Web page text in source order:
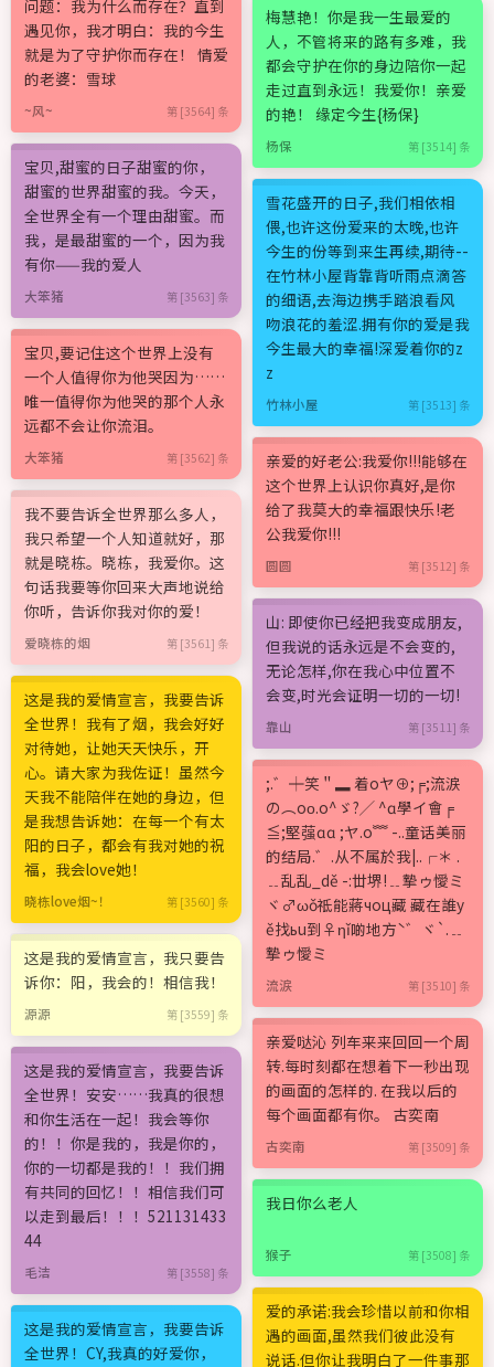
问题：我为什么而存在？直到
遇见你，我才明白：我的今生
就是为了守护你而存在！ 情爱
的老婆：雪球
~风~ 第 [3564] 条
宝贝,甜蜜的日子甜蜜的你，
甜蜜的世界甜蜜的我。今天，
全世界全有一个理由甜蜜。而
我，是最甜蜜的一个，因为我
有你——我的爱人
大笨猪 第 [3563] 条
宝贝,要记住这个世界上没有
一个人值得你为他哭因为……
唯一值得你为他哭的那个人永
远都不会让你流泪。
大笨猪 第 [3562] 条
我不要告诉全世界那么多人，
我只希望一个人知道就好，那
就是晓栋。晓栋，我爱你。这
句话我要等你回来大声地说给
你听，告诉你我对你的爱！
爱晓栋的烟 第 [3561] 条
这是我的爱情宣言，我要告诉
全世界！我有了烟，我会好好
对待她，让她天天快乐，开
心。请大家为我佐证！虽然今
天我不能陪伴在她的身边，但
是我想告诉她：在每一个有太
阳的日子，都会有我对她的祝
福，我会love她！
晓栋love烟~！ 第 [3560] 条
这是我的爱情宣言，我只要告
诉你：阳，我会的！相信我！
源源 第 [3559] 条
这是我的爱情宣言，我要告诉
全世界！安安……我真的很想
和你生活在一起！我会等你
的！！你是我的，我是你的，
你的一切都是我的！！我们拥
有共同的回忆！！相信我们可
以走到最后！！！521131433
44
毛洁 第 [3558] 条
这是我的爱情宣言，我要告诉
全世界！CY,我真的好爱你，
梅慧艳！你是我一生最爱的
人，不管将来的路有多难，我
都会守护在你的身边陪你一起
走过直到永远！我爱你！亲爱
的艳！ 缘定今生{杨保}
杨保 第 [3514] 条
雪花盛开的日子,我们相依相
偎,也许这份爱来的太晚,也许
今生的份等到来生再续,期待--
在竹林小屋背靠背听雨点滴答
的细语,去海边携手踏浪看风
吻浪花的羞涩.拥有你的爱是我
今生最大的幸福!深爱着你的z
z
竹林小屋 第 [3513] 条
亲爱的好老公:我爱你!!!能够在
这个世界上认识你真好,是你
给了我莫大的幸福跟快乐!老
公我爱你!!!
圆圆 第 [3512] 条
山: 即使你已经把我变成朋友,
但我说的话永远是不会变的,
无论怎样,你在我心中位置不
会变,时光会证明一切的一切!
靠山 第 [3511] 条
;.゛╪笑＂▂ 着oヤ⊕;╒;流涙
の︵oο.o^ゞ?╱ ^ɑ學イ會╒
≦;堅蔃ɑɑ ;ヤ.o﹌ -..童话美丽
的结局.゛.从不属於我|..┌＊ .
﹎乱乱_dě -:丗堺!﹎摯ゥ懓ミ
ヾ♂ωǒ祗能蔣чoц藏 藏在誰у
ě找ьu到♀ηǐ啲地方ˋ゛ヾ`.﹎
摯ゥ懓ミ
流涙 第 [3510] 条
亲爱哒沁 列车来来回回一个周
转.每时刻都在想着下一秒出现
的画面的怎样的. 在我以后的
每个画面都有你。 古奕南
古奕南 第 [3509] 条
我日你么老人
猴子 第 [3508] 条
爱的承诺:我会珍惜以前和你相
遇的画面,虽然我们彼此没有
说话.但你让我明白了一件事那